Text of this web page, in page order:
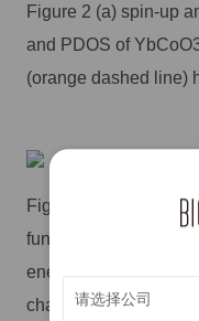
Figure 2 (a) spin-up
and PDOS of
(orange dashed line)
Figure 3 (a) Average
function of the H
energy of
change. Reaction
请选择公司